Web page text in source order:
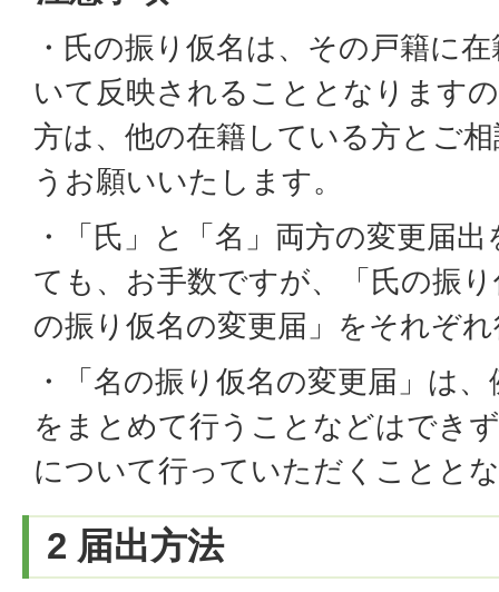
・氏の振り仮名は、その戸籍に
いて反映されることとなります
方は、他の在籍している方とご
うお願いいたします。
・「氏」と「名」両方の変更届
ても、お手数ですが、「氏の振
の振り仮名の変更届」をそれぞ
・「名の振り仮名の変更届」は
をまとめて行うことなどはでき
について行っていただくことと
2 届出方法